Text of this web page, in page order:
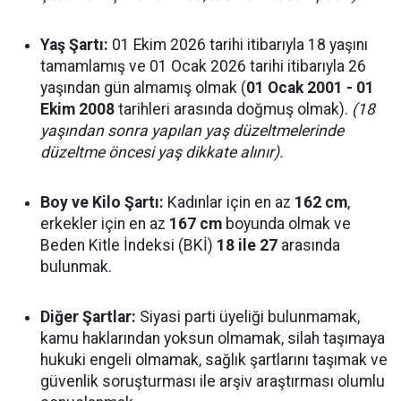
Yaş Şartı: 01 Ekim 2026 tarihi itibarıyla 18 yaşını
tamamlamış ve 01 Ocak 2026 tarihi itibarıyla 26
yaşından gün almamış olmak (01 Ocak 2001 - 01
Ekim 2008 tarihleri arasında doğmuş olmak). (18
yaşından sonra yapılan yaş düzeltmelerinde
düzeltme öncesi yaş dikkate alınır).
Boy ve Kilo Şartı: Kadınlar için en az 162 cm,
erkekler için en az 167 cm boyunda olmak ve
Beden Kitle İndeksi (BKİ) 18 ile 27 arasında
bulunmak.
Diğer Şartlar: Siyasi parti üyeliği bulunmamak,
kamu haklarından yoksun olmamak, silah taşımaya
hukuki engeli olmamak, sağlık şartlarını taşımak ve
güvenlik soruşturması ile arşiv araştırması olumlu